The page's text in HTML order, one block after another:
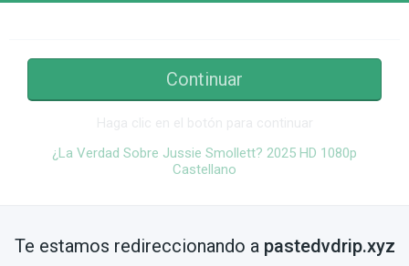
Continuar
¿La Verdad Sobre Jussie Smollett? 2025 HD 1080p
Castellano
Te estamos redireccionando a pastedvdrip.xyz